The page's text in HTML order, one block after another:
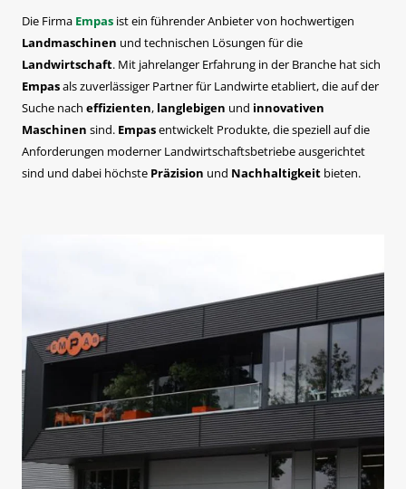
Die Firma Empas ist ein führender Anbieter von hochwertigen
Landmaschinen und technischen Lösungen für die
Landwirtschaft. Mit jahrelanger Erfahrung in der Branche hat sich
Empasals zuverlässiger Partner für Landwirte etabliert, die auf der
Suche nach effizienten, langlebigen und innovativen
Maschinen sind. Empasentwickelt Produkte, die speziell auf die
Anforderungen moderner Landwirtschaftsbetriebe ausgerichtet
sind und dabei höchste Präzision und Nachhaltigkeit bieten.